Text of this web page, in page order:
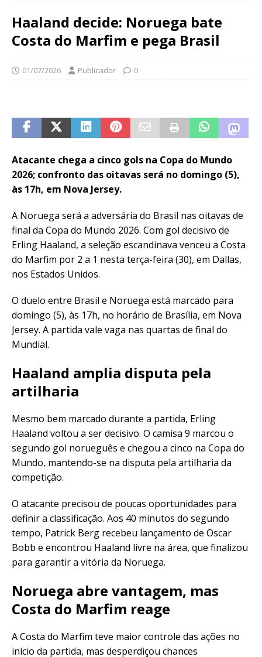
Haaland decide: Noruega bate
Costa do Marfim e pega Brasil
01/07/2026 Publicador 0
Atacante chega a cinco gols na Copa do Mundo
2026; confronto das oitavas será no domingo (5),
às 17h, em Nova Jersey.
A Noruega será a adversária do Brasil nas oitavas de
final da Copa do Mundo 2026. Com gol decisivo de
Erling Haaland, a seleção escandinava venceu a Costa
do Marfim por 2 a 1 nesta terça-feira (30), em Dallas,
nos Estados Unidos.
O duelo entre Brasil e Noruega está marcado para
domingo (5), às 17h, no horário de Brasília, em Nova
Jersey. A partida vale vaga nas quartas de final do
Mundial.
Haaland amplia disputa pela
artilharia
Mesmo bem marcado durante a partida, Erling
Haaland voltou a ser decisivo. O camisa 9 marcou o
segundo gol norueguês e chegou a cinco na Copa do
Mundo, mantendo-se na disputa pela artilharia da
competição.
O atacante precisou de poucas oportunidades para
definir a classificação. Aos 40 minutos do segundo
tempo, Patrick Berg recebeu lançamento de Oscar
Bobb e encontrou Haaland livre na área, que finalizou
para garantir a vitória da Noruega.
Noruega abre vantagem, mas
Costa do Marfim reage
A Costa do Marfim teve maior controle das ações no
início da partida, mas desperdiçou chances